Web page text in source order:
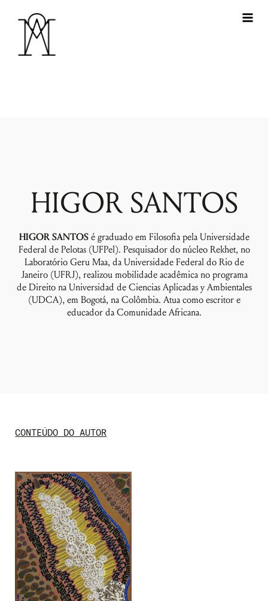
HIGOR SANTOS
HIGOR SANTOSé graduado em Filosofia pela Universidade
Federal de Pelotas (UFPel). Pesquisador do núcleo Rekhet, no
Laboratório Geru Maa, da Universidade Federal do Rio de
Janeiro (UFRJ), realizou mobilidade acadêmica no programa
de Direito na Universidad de Ciencias Aplicadas y Ambientales
(UDCA), em Bogotá, na Colômbia. Atua como escritor e
educador da Comunidade Africana.
CONTEÚDO DO AUTOR
Nome de usuário ou endereço de e-
mail
Senha
Lembrar-me